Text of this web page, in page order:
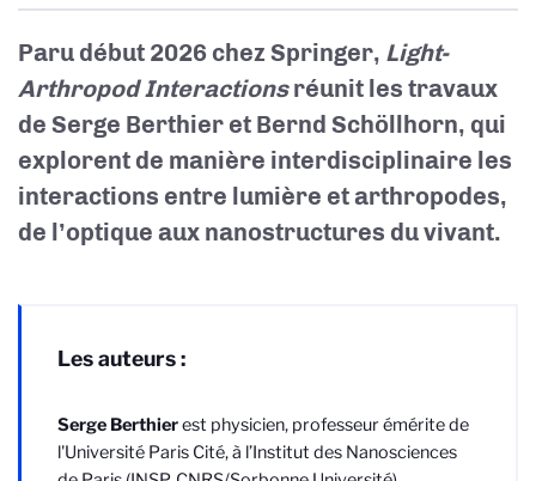
Paru début 2026 chez Springer, Light-
Arthropod Interactionsréunit les travaux
de Serge Berthier et Bernd Schöllhorn, qui
explorent de manière interdisciplinaire les
interactions entre lumière et arthropodes,
de l’optique aux nanostructures du vivant.
Les auteurs :
Serge Berthierest physicien, professeur émérite de
l'Université Paris Cité, à l’Institut des Nanosciences